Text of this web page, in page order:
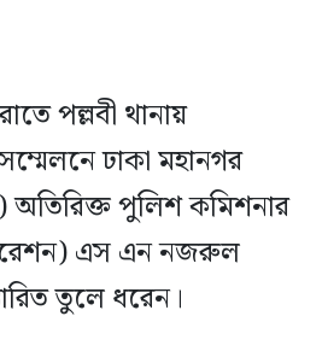
পল্লবী থানায়
ঢাকা মহানগর
পুলিশ কমিশনার
এস এন নজরুল
তুলে ধরেন।